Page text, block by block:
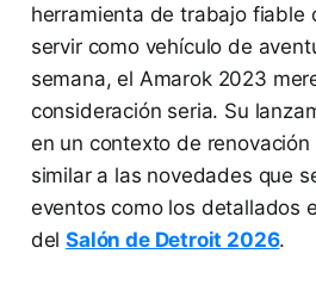
herramienta de trabajo fiable
servir como vehículo de
semana, el Amarok 2023
consideración seria. Su
en un contexto de
similar a las novedades que
eventos como los detallados
delSalón de Detroit 2026.